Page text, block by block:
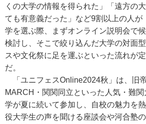
くの大学の情報を得られた」「遠方の
ても有意義だった」など9割以上の人が
学を選ぶ際、まずオンライン説明会で
検討し、そこで絞り込んだ大学の対面
スや文化祭に足を運ぶといった流れが
だ。
「ユニフェスOnline2024秋」は、旧
MARCH・関関同立といった人気・難
学が夏に続いて参加し、自校の魅力を
役大学生の声を聞ける座談会や河合塾